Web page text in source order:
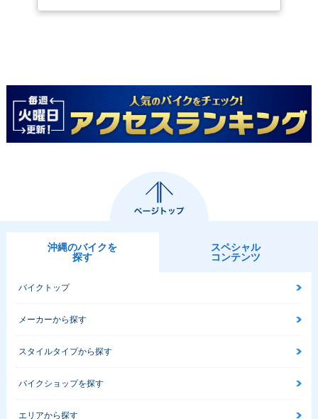
沖縄のバイクを
探す
スペシャル
コンテンツ
バイクトップ
メーカーから探す
スタイルタイプから探す
バイクショップを探す
エリアから探す